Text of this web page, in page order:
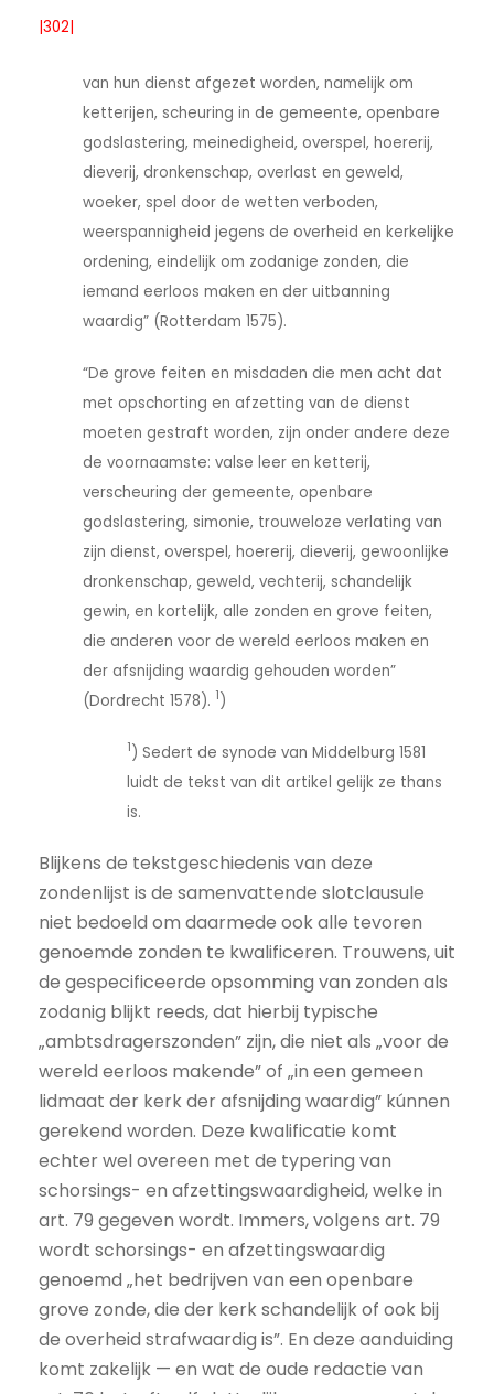
|302|
van hun dienst afgezet worden, namelijk om
ketterijen, scheuring in de gemeente, openbare
godslastering, meinedigheid, overspel, hoererij,
dieverij, dronkenschap, overlast en geweld,
woeker, spel door de wetten verboden,
weerspannigheid jegens de overheid en kerkelijke
ordening, eindelijk om zodanige zonden, die
iemand eerloos maken en der uitbanning
waardig” (Rotterdam 1575).
“De grove feiten en misdaden die men acht dat
met opschorting en afzetting van de dienst
moeten gestraft worden, zijn onder andere deze
de voornaamste: valse leer en ketterij,
verscheuring der gemeente, openbare
godslastering, simonie, trouweloze verlating van
zijn dienst, overspel, hoererij, dieverij, gewoonlijke
dronkenschap, geweld, vechterij, schandelijk
gewin, en kortelijk, alle zonden en grove feiten,
die anderen voor de wereld eerloos maken en
der afsnijding waardig gehouden worden”
(Dordrecht 1578). 1)
1) Sedert de synode van Middelburg 1581
luidt de tekst van dit artikel gelijk ze thans
is.
Blijkens de tekstgeschiedenis van deze
zondenlijst is de samenvattende slotclausule
niet bedoeld om daarmede ook alle tevoren
genoemde zonden te kwalificeren. Trouwens, uit
de gespecificeerde opsomming van zonden als
zodanig blijkt reeds, dat hierbij typische
„ambtsdragerszonden” zijn, die niet als „voor de
wereld eerloos makende” of „in een gemeen
lidmaat der kerk der afsnijding waardig” kúnnen
gerekend worden. Deze kwalificatie komt
echter wel overeen met de typering van
schorsings- en afzettingswaardigheid, welke in
art. 79 gegeven wordt. Immers, volgens art. 79
wordt schorsings- en afzettingswaardig
genoemd „het bedrijven van een openbare
grove zonde, die der kerk schandelijk of ook bij
de overheid strafwaardig is”. En deze aanduiding
komt zakelijk — en wat de oude redactie van